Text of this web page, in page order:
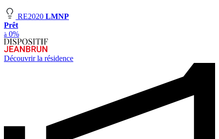
RE2020 LMNP
Prêt
à 0%
Découvrir la résidence